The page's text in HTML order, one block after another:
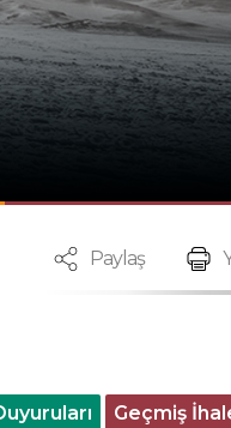
Paylaş
Geçmiş